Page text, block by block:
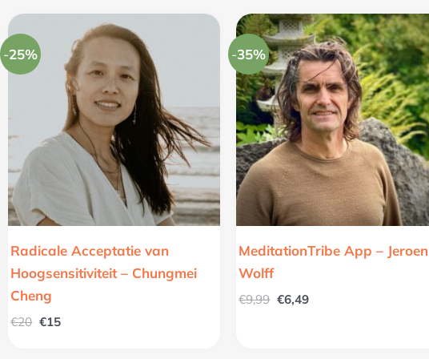
-25%
Radicale Acceptatie van
Hoogsensitiviteit – Chungmei
Cheng
€20
Oorspronkelijke
prijs
was:
€20.
€15
Huidige
prijs
is:
€15.
-35%
MeditationTribe App – Jeroen
Wolff
€9,99
Oorspronkelijke
prijs
was:
€9,99.
€6,49
Huidige
prijs
is:
€6,49.